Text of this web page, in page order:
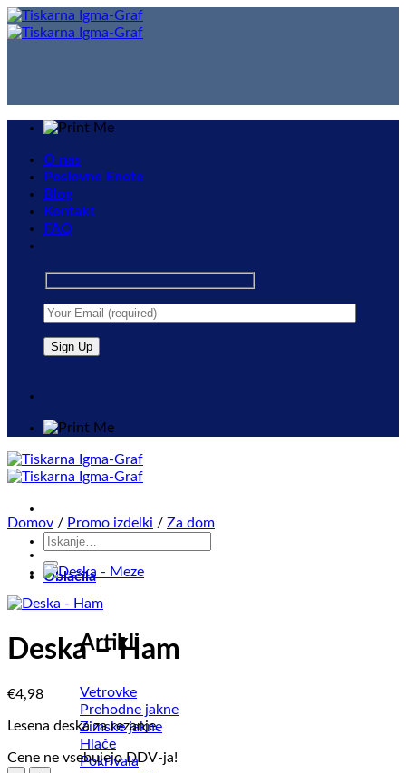
Skip
to
O nas
Poslovne Enote
Blog
Kontakt
FAQ
Išči:
Oblačila
Artikli
Vetrovke
Prehodne jakne
Zimske jakne
Hlače
Pokrivala
Domov / Promo izdelki / Za dom
Deska – Ham
€4,98
Lesena deska za rezanje.
Cene ne vsebujejo DDV-ja!